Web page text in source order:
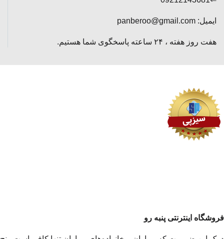
ایمیل: panberoo@gmail.com
هفت روز هفته ، ۲۴ ساعته پاسخگوی شما هستیم.
فروشگاه اینترنتی پنبه رو